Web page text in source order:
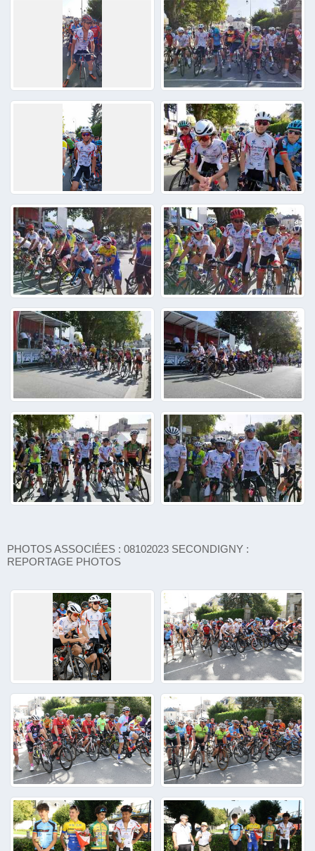
PHOTOS ASSOCIÉES : 08102023 SECONDIGNY :
REPORTAGE PHOTOS